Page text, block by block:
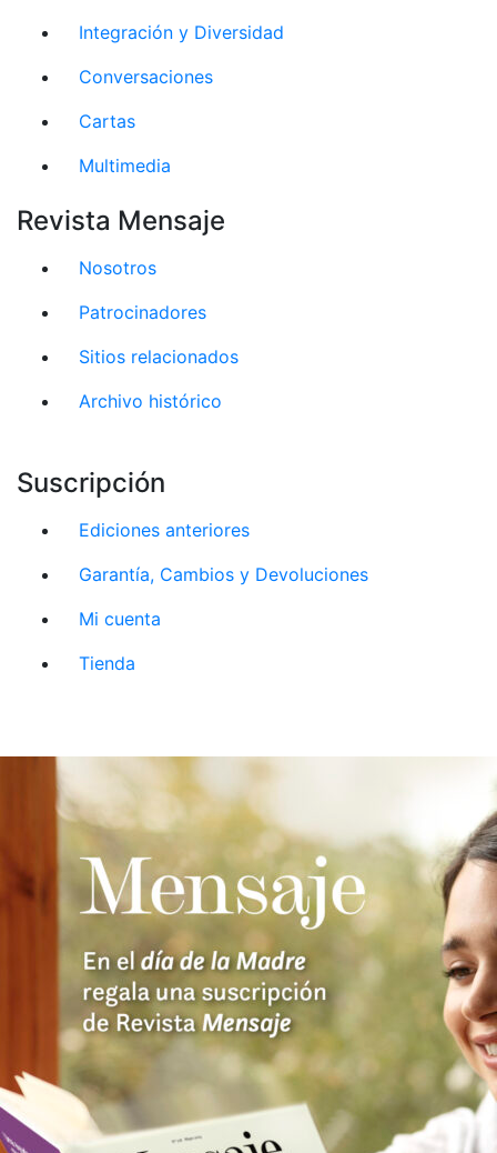
Integración y Diversidad
Conversaciones
Cartas
Multimedia
Revista Mensaje
Nosotros
Patrocinadores
Sitios relacionados
Archivo histórico
Suscripción
Ediciones anteriores
Garantía, Cambios y Devoluciones
Mi cuenta
Tienda